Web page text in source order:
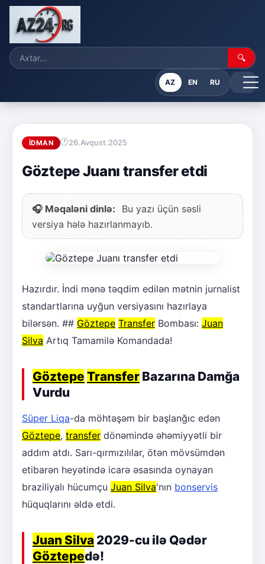
🔍
AZ EN RU
İDMAN 26.Avqust.2025
Göztepe Juanı transfer etdi
🎧 Məqaləni dinlə:
Bu yazı üçün səsli
versiya hələ hazırlanmayıb.
Hazırdır. İndi mənə təqdim edilən mətnin jurnalist
standartlarına uyğun versiyasını hazırlaya
bilərsən. ## Göztepe Transfer Bombası: Juan
Silva Artıq Tamamilə Komandada!
Göztepe Transfer Bazarına Damğa
Vurdu
Süper Liqa-da möhtəşəm bir başlanğıc edən
Göztepe, transfer dönəmində əhəmiyyətli bir
addım atdı. Sarı-qırmızılılar, ötən mövsümdən
etibarən heyətində icarə əsasında oynayan
braziliyalı hücumçu Juan Silva'nın bonservis
hüquqlarını əldə etdi.
Juan Silva 2029-cu ilə Qədər
Göztepedə!